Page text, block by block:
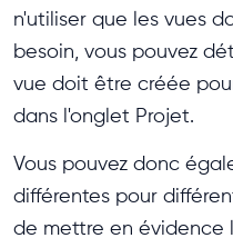
n'utiliser que les vues
besoin, vous pouvez
vue doit être créée
dans l'onglet Projet.
Vous pouvez donc
différentes pour
de mettre en évidence